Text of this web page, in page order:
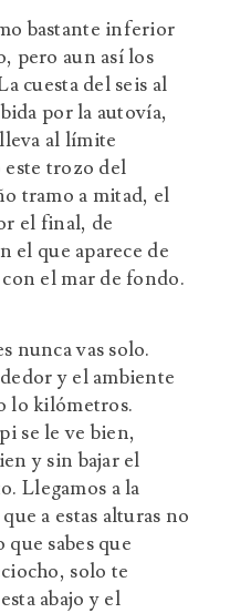
bastante inferior
pero aun así los
cuesta del seis al
por la autovía,
al límite
trozo del
tramo a mitad, el
el final, de
el que aparece de
el mar de fondo.
nunca vas solo.
y el ambiente
lo kilómetros.
se le ve bien,
y sin bajar el
Llegamos a la
a estas alturas no
sabes que
solo te
abajo y el